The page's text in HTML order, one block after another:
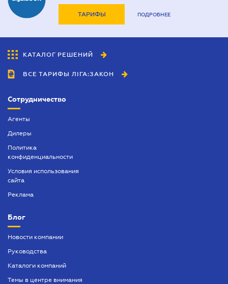
ТАРИФЫ ПОДРОБНЕЕ
КАТАЛОГ РЕШЕНИЙ
ВСЕ ТАРИФЫ ЛІГА:ЗАКОН
Сотрудничество
Агенты
Дилеры
Политика
конфиденциальности
Условия использования
сайта
Реклама
Блог
Новости компании
Руководства
Каталоги компаний
Темы в центре внимания